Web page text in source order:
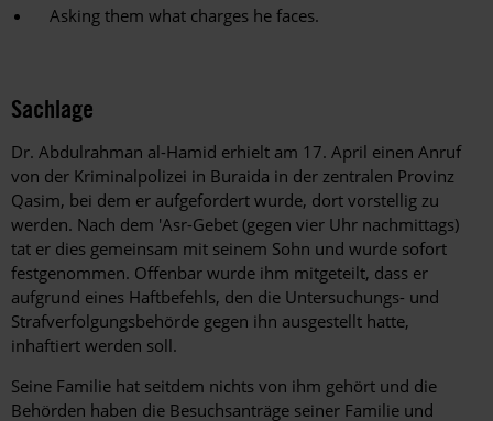
Asking them what charges he faces.
Sachlage
Dr. Abdulrahman al-Hamid erhielt am 17. April einen Anruf
von der Kriminalpolizei in Buraida in der zentralen Provinz
Qasim, bei dem er aufgefordert wurde, dort vorstellig zu
werden. Nach dem 'Asr-Gebet (gegen vier Uhr nachmittags)
tat er dies gemeinsam mit seinem Sohn und wurde sofort
festgenommen. Offenbar wurde ihm mitgeteilt, dass er
aufgrund eines Haftbefehls, den die Untersuchungs- und
Strafverfolgungsbehörde gegen ihn ausgestellt hatte,
inhaftiert werden soll.
Seine Familie hat seitdem nichts von ihm gehört und die
Behörden haben die Besuchsanträge seiner Familie und